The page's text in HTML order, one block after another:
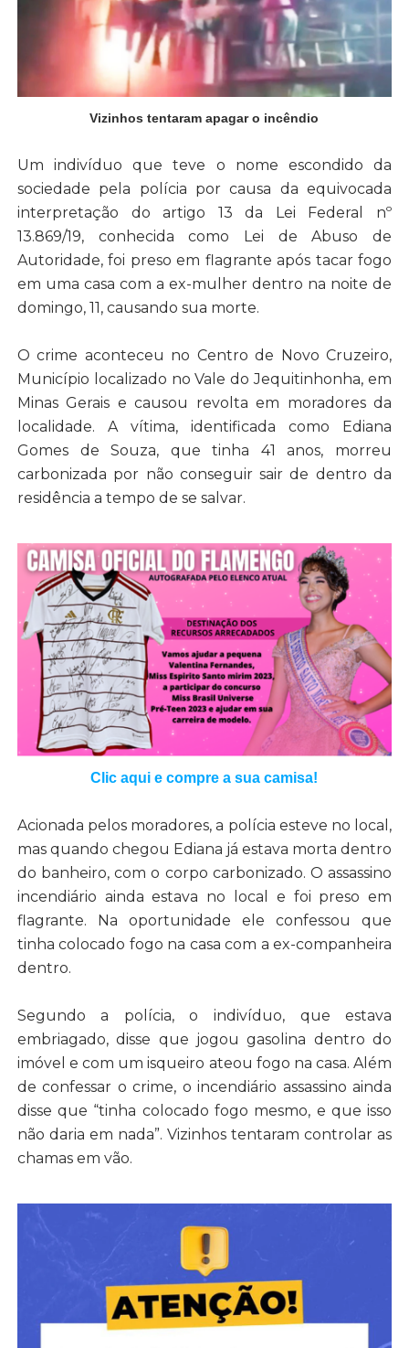
Vizinhos tentaram apagar o incêndio
Um indivíduo que teve o nome escondido da
sociedade pela polícia por causa da equivocada
interpretação do artigo 13 da Lei Federal nº
13.869/19, conhecida como Lei de Abuso de
Autoridade, foi preso em flagrante após tacar fogo
em uma casa com a ex-mulher dentro na noite de
domingo, 11, causando sua morte.
O crime aconteceu no Centro de Novo Cruzeiro,
Município localizado no Vale do Jequitinhonha, em
Minas Gerais e causou revolta em moradores da
localidade. A vítima, identificada como Ediana
Gomes de Souza, que tinha 41 anos, morreu
carbonizada por não conseguir sair de dentro da
residência a tempo de se salvar.
Clic aqui e compre a sua camisa!
Acionada pelos moradores, a polícia esteve no local,
mas quando chegou Ediana já estava morta dentro
do banheiro, com o corpo carbonizado. O assassino
incendiário ainda estava no local e foi preso em
flagrante. Na oportunidade ele confessou que
tinha colocado fogo na casa com a ex-companheira
dentro.
Segundo a polícia, o indivíduo, que estava
embriagado, disse que jogou gasolina dentro do
imóvel e com um isqueiro ateou fogo na casa. Além
de confessar o crime, o incendiário assassino ainda
disse que “tinha colocado fogo mesmo, e que isso
não daria em nada”. Vizinhos tentaram controlar as
chamas em vão.